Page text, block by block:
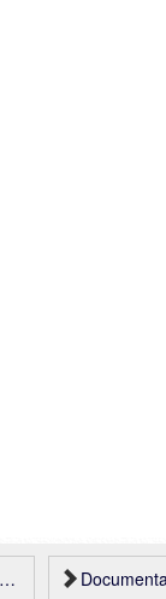
Documental: